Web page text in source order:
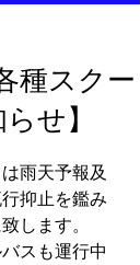
種スクー
せ】
れています。
雨天予報及
抑止を鑑み
します。
スも運行中